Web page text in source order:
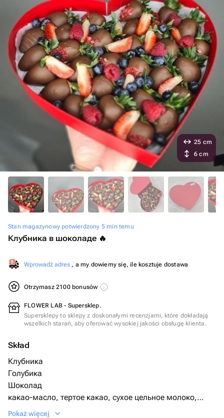
Stan magazynowy potwierdzony 5 min temu
Клубника в шоколаде 🔥
Wprowadź adres , a my dowiemy się, ile kosztuje dostawa
Otrzymasz 2100 bonusów
FLOWER LAB - Supersklep.
Supersklepy to sklepy z doskonałymi recenzjami, które dokładają
wszelkich starań, aby oferować wysokiej jakości obsługę klienta.
Skład
Клубника
Голубика
Шоколад
какао-масло, тертое какао, сухое цельное молоко,
сахар, натуральные лецитин и ваниль.
Pokaż więcej
25 cm
6 cm